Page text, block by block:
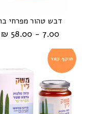
דבש טהור מפרחי
7.00 - 58.00 ₪
תוקף קצר